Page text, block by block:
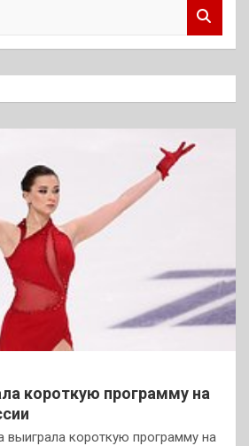
короткую программу на
выиграла короткую программу на